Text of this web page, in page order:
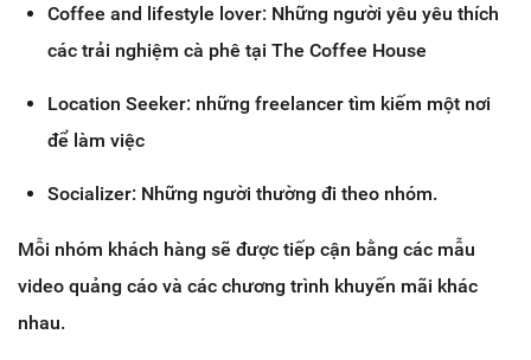
Coffee and lifestyle lover: Những người yêu yêu thích
các trải nghiệm cà phê tại The Coffee House
Location Seeker: những freelancer tìm kiếm một nơi
để làm việc
Socializer: Những người thường đi theo nhóm.
Mỗi nhóm khách hàng sẽ được tiếp cận bằng các mẫu
video quảng cáo và các chương trình khuyến mãi khác
nhau.